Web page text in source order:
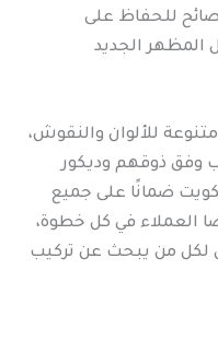
للحفاظ على
المظهر الجديد
للألوان والنقوش،
وفق ذوقهم وديكور
ضمانًا على جميع
العملاء في كل خطوة،
لكل من يبحث عن تركيب